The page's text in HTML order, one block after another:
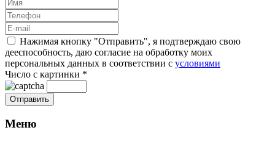
Нажимая кнопку "Отправить", я подтверждаю свою
дееспособность, даю согласие на обработку моих
персональных данных в соответствии с условиями
Число с картинки *
Меню